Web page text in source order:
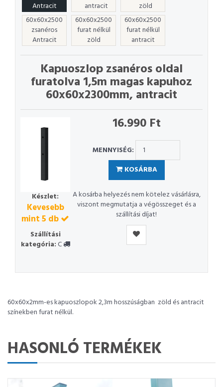
Antracit
antracit
zöld
60x60x2500
zsanéros
Antracit
60x60x2500
furat nélkül
zöld
60x60x2500
furat nélkül
antracit
Kapuoszlop zsanéros oldal
furatolva 1,5m magas kapuhoz
60x60x2300mm, antracit
Készlet:
Kevesebb
mint 5 db
Szállítási
kategória:C
16.990 Ft
MENNYISÉG:
KOSÁRBA
A kosárba helyezés nem kötelez vásárlásra,
viszont megmutatja a végösszeget és a
szállítási díjat!
60x60x2mm-es kapuoszlopok 2,3m hosszúságban zöld és antracit
színekben furat nélkül.
HASONLÓ TERMÉKEK